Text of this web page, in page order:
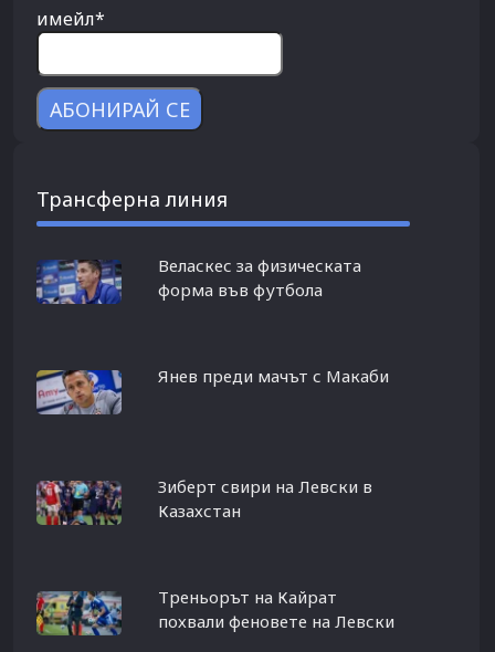
имейл*
Трансферна линия
Веласкес за физическата
форма във футбола
Янев преди мачът с Макаби
Зиберт свири на Левски в
Казахстан
Треньорът на Кайрат
похвали феновете на Левски